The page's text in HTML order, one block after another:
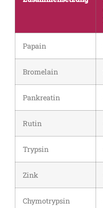
Papain
Bromelain
Pankreatin
Rutin
Trypsin
Zink
Chymotrypsin